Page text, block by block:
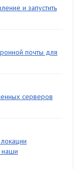
и запустить
почты для
серверов
наши